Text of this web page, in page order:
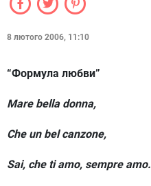
8 лютого 2006, 11:10
“Формула любви”
Mare bella donna,
Che un bel canzone,
Sai, che ti amo, sempre amo.